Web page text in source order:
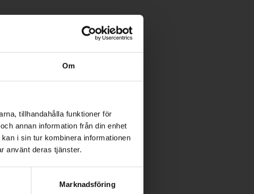
Om
tillhandahålla funktioner för
annan information från din enhet
i sin tur kombinera informationen
använt deras tjänster.
Marknadsföring
och följ